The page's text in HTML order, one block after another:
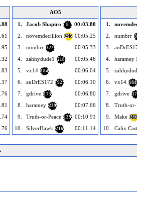
AO5
1.
Jacob Shapiro 8
00:03.80
2.
novemdecillion 225 00:05.25
3.
numbrr 322
00:05.33
4.
zahhydude1 218
00:05.46
5.
vx14 184
00:06.04
6.
anDrES172 92
00:06.10
7.
gdrive 173
00:06.80
8.
haramey 239
00:07.66
9.
Truth-or-Peace 139
00:10.91
10.
SilverHawk 216 00:11.14
1.
2.
numbrr 322
3.
anDrES172
4.
haramey
5.
6.
vx14 184
7. gdrive 173
8.
Truth-or-
9.
Make 286
10. Calix